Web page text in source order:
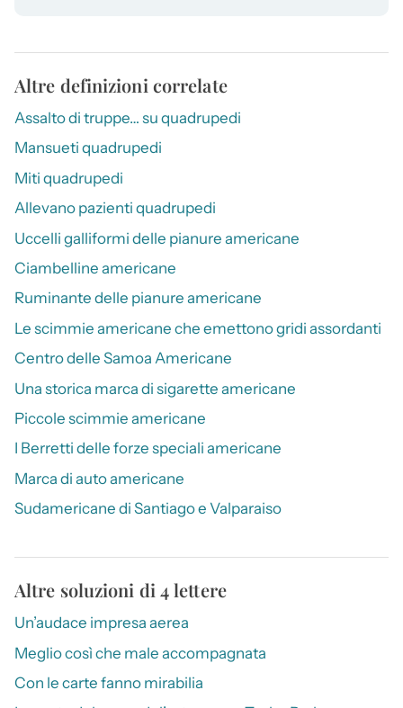
Altre definizioni correlate
Assalto di truppe… su quadrupedi
Mansueti quadrupedi
Miti quadrupedi
Allevano pazienti quadrupedi
Uccelli galliformi delle pianure americane
Ciambelline americane
Ruminante delle pianure americane
Le scimmie americane che emettono gridi assordanti
Centro delle Samoa Americane
Una storica marca di sigarette americane
Piccole scimmie americane
I Berretti delle forze speciali americane
Marca di auto americane
Sudamericane di Santiago e Valparaiso
Altre soluzioni di 4 lettere
Un’audace impresa aerea
Meglio così che male accompagnata
Con le carte fanno mirabilia